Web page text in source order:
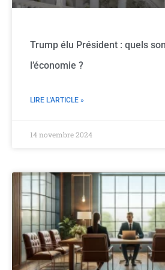
Trump élu Président : quels
l’économie ?
LIRE L'ARTICLE »
14 novembre 2024